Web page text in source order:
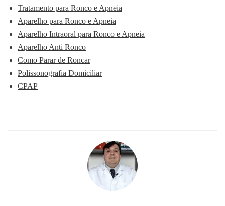
Tratamento para Ronco e Apneia
Aparelho para Ronco e Apneia
Aparelho Intraoral para Ronco e Apneia
Aparelho Anti Ronco
Como Parar de Roncar
Polissonografia Domiciliar
CPAP